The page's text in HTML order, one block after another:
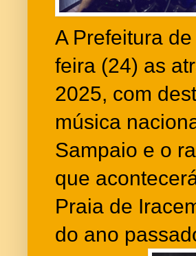
A Prefeitura
feira (24) as
2025, com
música
Sampaio e o
que
Praia de
do ano